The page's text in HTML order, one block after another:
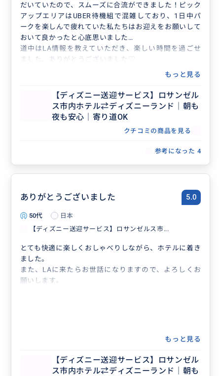
だいていたので、スムーズに合流ができました！ピック
アップエリアはUBER待機組で混雑しており、1日中パ
ークを楽しんで疲れていた私たちはお迎えをお願いして
おいて良かったと心底思いました…
道中はLA情報を教えていただき、楽しい時間を過ごせ
ました、ありがとうございました♡
もっと見る
【ディズニー送迎サービス】ロサンゼル
ス市内ホテル⇄ディズニーランド｜朝も
夜も安心｜寄り道OK
クチコミの商品を見る
参考になった 4
ありがとうございました 5.0
50代
日本
【ディズニー送迎サービス】ロサンゼルス市...
とても快適に楽しくおしゃべりしながら、ホテルに着き
ました。
また、LAに来たらお世話になりますので、よろしくお
願いします。
もっと見る
【ディズニー送迎サービス】ロサンゼル
ス市内ホテル⇄ディズニーランド｜朝も